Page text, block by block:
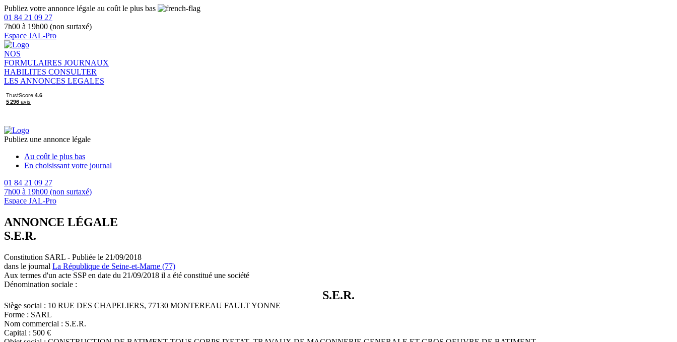
Publiez votre annonce légale au coût le plus bas
01 84 21 09 27
7h00 à 19h00 (non surtaxé)
Espace JAL-Pro
NOS
FORMULAIRES JOURNAUX
HABILITES CONSULTER
LES ANNONCES LEGALES
Publiez une annonce légale
Au coût le plus bas
En choisissant votre journal
01 84 21 09 27
7h00 à 19h00 (non surtaxé)
Espace JAL-Pro
ANNONCE LÉGALE
S.E.R.
Constitution SARL - Publiée le 21/09/2018
dans le journal La République de Seine-et-Marne (77)
Aux termes d'un acte SSP en date du 21/09/2018 il a été constitué une société
Dénomination sociale :
S.E.R.
Siège social : 10 RUE DES CHAPELIERS, 77130 MONTEREAU FAULT YONNE
Forme : SARL
Nom commercial : S.E.R.
Capital : 500 €